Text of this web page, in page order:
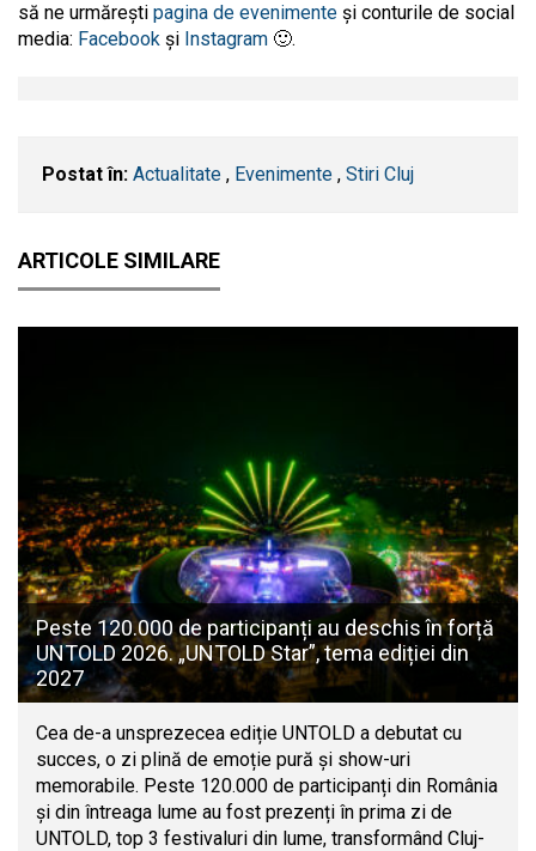
să ne urmărești pagina de evenimente și conturile de social
media: Facebook și Instagram 🙂.
Postat în: Actualitate , Evenimente , Stiri Cluj
ARTICOLE SIMILARE
Peste 120.000 de participanți au deschis în forță
UNTOLD 2026. „UNTOLD Star”, tema ediției din
2027
Cea de-a unsprezecea ediție UNTOLD a debutat cu
succes, o zi plină de emoție pură și show-uri
memorabile. Peste 120.000 de participanți din România
și din întreaga lume au fost prezenți în prima zi de
UNTOLD, top 3 festivaluri din lume, transformând Cluj-